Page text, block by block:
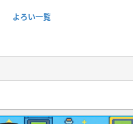
よろい一覧